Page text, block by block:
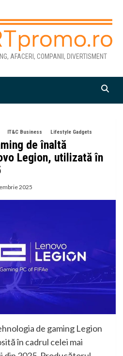
AFACERI, COMPANII, DIVERTISMENT
IT&C Business Lifestyle Gadgets
de înaltă
Legion, utilizată în
2025
de gaming Legion
în cadrul celei mai